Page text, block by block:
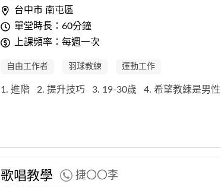
台中市 南屯區
單堂時長：60分鐘
上課頻率：每週一次
自由工作者 羽球教練 運動工作
1. 進階 2. 提升技巧 3. 19-30歲 4. 希望教練是男性
歌唱教學 捷〇〇李